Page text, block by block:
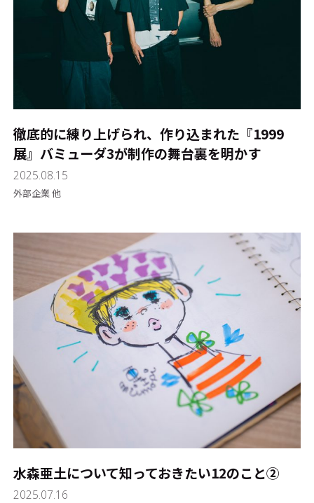
徹底的に練り上げられ、作り込まれた『1999
展』――バミューダ3が制作の舞台裏を明かす
2025.08.15
外部企業 他
水森亜土について知っておきたい12のこと②
2025.07.16